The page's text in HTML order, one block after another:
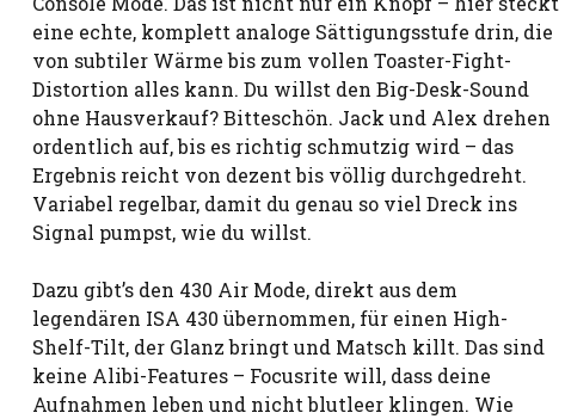
eine echte, komplett analoge Sättigungsstufe drin, die
von subtiler Wärme bis zum vollen Toaster-Fight-
Distortion alles kann. Du willst den Big-Desk-Sound
ohne Hausverkauf? Bitteschön. Jack und Alex drehen
ordentlich auf, bis es richtig schmutzig wird – das
Ergebnis reicht von dezent bis völlig durchgedreht.
Variabel regelbar, damit du genau so viel Dreck ins
Signal pumpst, wie du willst.
Dazu gibt’s den 430 Air Mode, direkt aus dem
legendären ISA 430 übernommen, für einen High-
Shelf-Tilt, der Glanz bringt und Matsch killt. Das sind
keine Alibi-Features – Focusrite will, dass deine
Aufnahmen leben und nicht blutleer klingen. Wie